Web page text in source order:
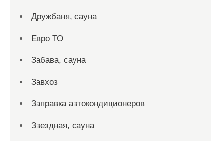
Дружбаня, сауна
Евро ТО
Забава, сауна
Завхоз
Заправка автокондиционеров
Звездная, сауна